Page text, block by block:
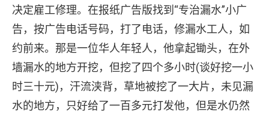
决定雇工修理。在报纸广告版找到“专治漏水”小广
告，按广告电话号码，打了电话，修漏水工人，如
约前来。那是一位华人年轻人，他拿起锄头，在外
墙漏水的地方开挖，但挖了四个多小时(谈好挖一小
时三十元)，汗流浃背，草地被挖了一大片，未见漏
水的地方，只好给了一百多元打发他，但是水仍然